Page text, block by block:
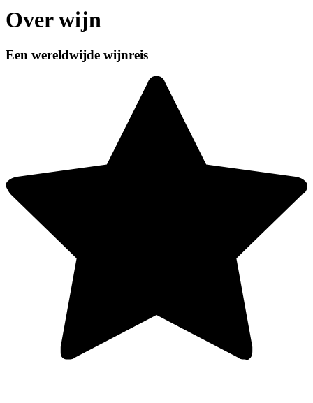
Over wijn
Een wereldwijde wijnreis